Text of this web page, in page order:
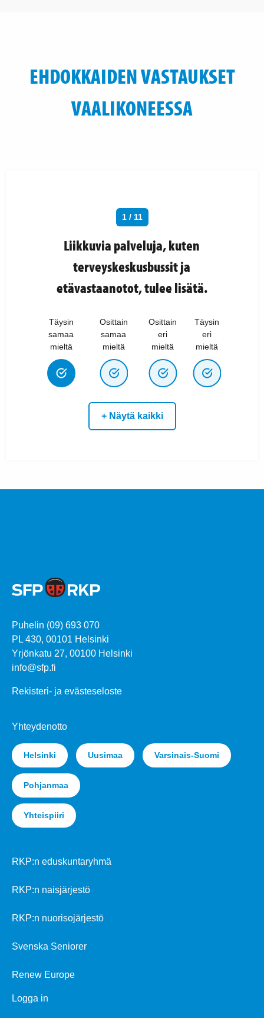
EHDOKKAIDEN VASTAUKSET
VAALIKONEESSA
1 / 11
Liikkuvia palveluja, kuten
terveyskeskusbussit ja
etävastaanotot, tulee lisätä.
Täysin
samaa
mieltä
Osittain
samaa
mieltä
Osittain
eri
mieltä
Täysin
eri
mieltä
+ Näytä kaikki
Puhelin (09) 693 070
PL 430, 00101 Helsinki
Yrjönkatu 27, 00100 Helsinki
info@sfp.fi
Rekisteri- ja evästeseloste
Yhteydenotto
Helsinki Uusimaa Varsinais-Suomi
Pohjanmaa
Yhteispiiri
RKP:n eduskuntaryhmä
RKP:n naisjärjestö
RKP:n nuorisojärjestö
Svenska Seniorer
Renew Europe
Logga in